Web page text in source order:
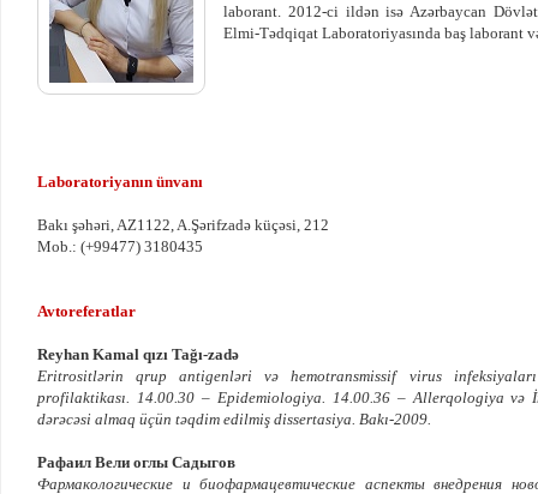
laborant. 2012-ci ildən isə Azərbaycan
Elmi-Tədqiqat Laboratoriyasında baş laborant
Laboratoriyanın ünvanı
Bakı şəhəri, AZ1122, A.Şərifzadə küçəsi, 212
Mob.: (+99477) 3180435
Avtoreferatlar
Reyhan Kamal qızı Tağı-zadə
Eritrositlərin qrup antigenləri və hemotransmissif virus
profilaktikası. 14.00.30 – Epidemiologiya. 14.00.36 – Allerqologiya
dərəcəsi almaq üçün təqdim edilmiş dissertasiya. Bakı-2009.
Рафаил Вели оглы Садыгов
Фармакологические и биофармацевтические аспекты внедрения